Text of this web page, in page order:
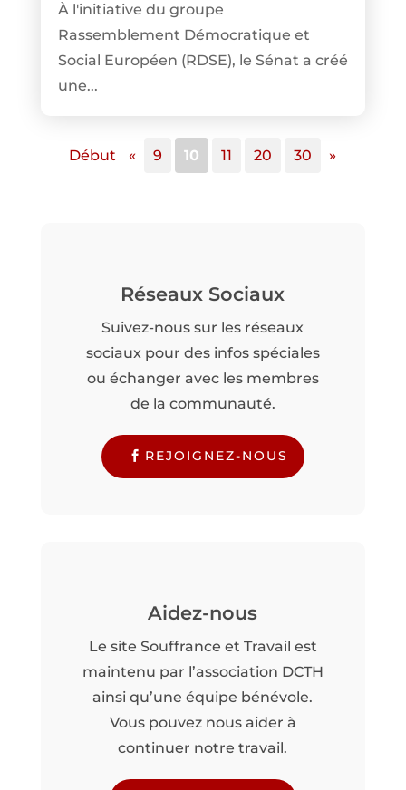
À l'initiative du groupe
Rassemblement Démocratique et
Social Européen (RDSE), le Sénat a créé
une...
Début « 9 10 11 20 30 »
Réseaux Sociaux
Suivez-nous sur les réseaux
sociaux pour des infos spéciales
ou échanger avec les membres
de la communauté.
REJOIGNEZ-NOUS
Aidez-nous
Le site Souffrance et Travail est
maintenu par l’association DCTH
ainsi qu’une équipe bénévole.
Vous pouvez nous aider à
continuer notre travail.